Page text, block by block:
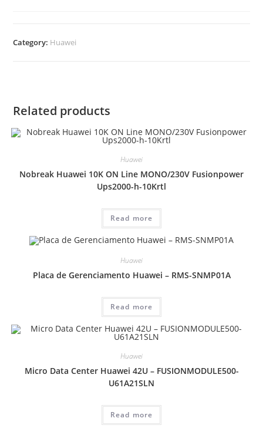
Category: Huawei
Related products
Huawei
Nobreak Huawei 10K ON Line MONO/230V Fusionpower
Ups2000-h-10Krtl
Read more
Huawei
Placa de Gerenciamento Huawei – RMS-SNMP01A
Read more
Huawei
Micro Data Center Huawei 42U – FUSIONMODULE500-
U61A21SLN
Read more